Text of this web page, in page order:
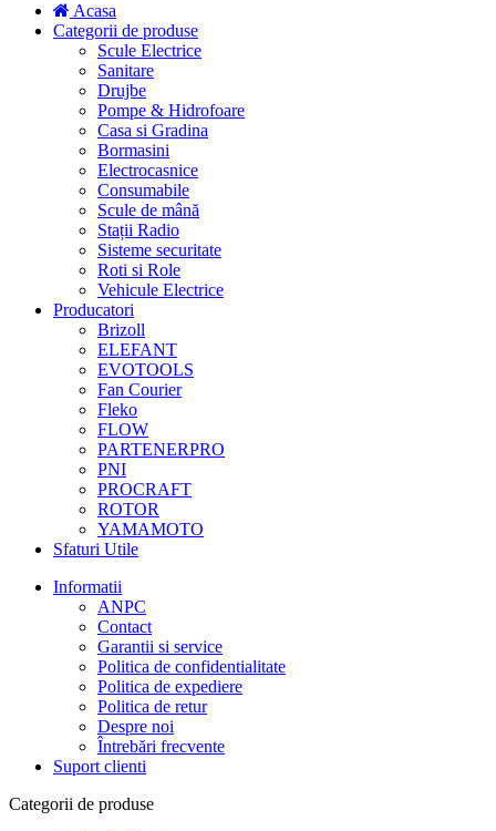
Acasa
Categorii de produse
Scule Electrice
Sanitare
Drujbe
Pompe & Hidrofoare
Casa si Gradina
Bormasini
Electrocasnice
Consumabile
Scule de mână
Stații Radio
Sisteme securitate
Roti si Role
Vehicule Electrice
Producatori
Brizoll
ELEFANT
EVOTOOLS
Fan Courier
Fleko
FLOW
PARTENERPRO
PNI
PROCRAFT
ROTOR
YAMAMOTO
Sfaturi Utile
Informatii
ANPC
Contact
Garantii si service
Politica de confidentialitate
Politica de expediere
Politica de retur
Despre noi
Întrebări frecvente
Suport clienti
Categorii de produse